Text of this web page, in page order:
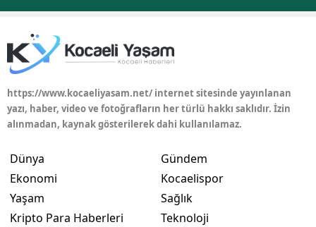
https://www.kocaeliyasam.net/ internet sitesinde yayınlanan
yazı, haber, video ve fotoğrafların her türlü hakkı saklıdır. İzin
alınmadan, kaynak gösterilerek dahi kullanılamaz.
Dünya
Ekonomi
Yaşam
Kripto Para Haberleri
Gündem
Kocaelispor
Sağlık
Teknoloji